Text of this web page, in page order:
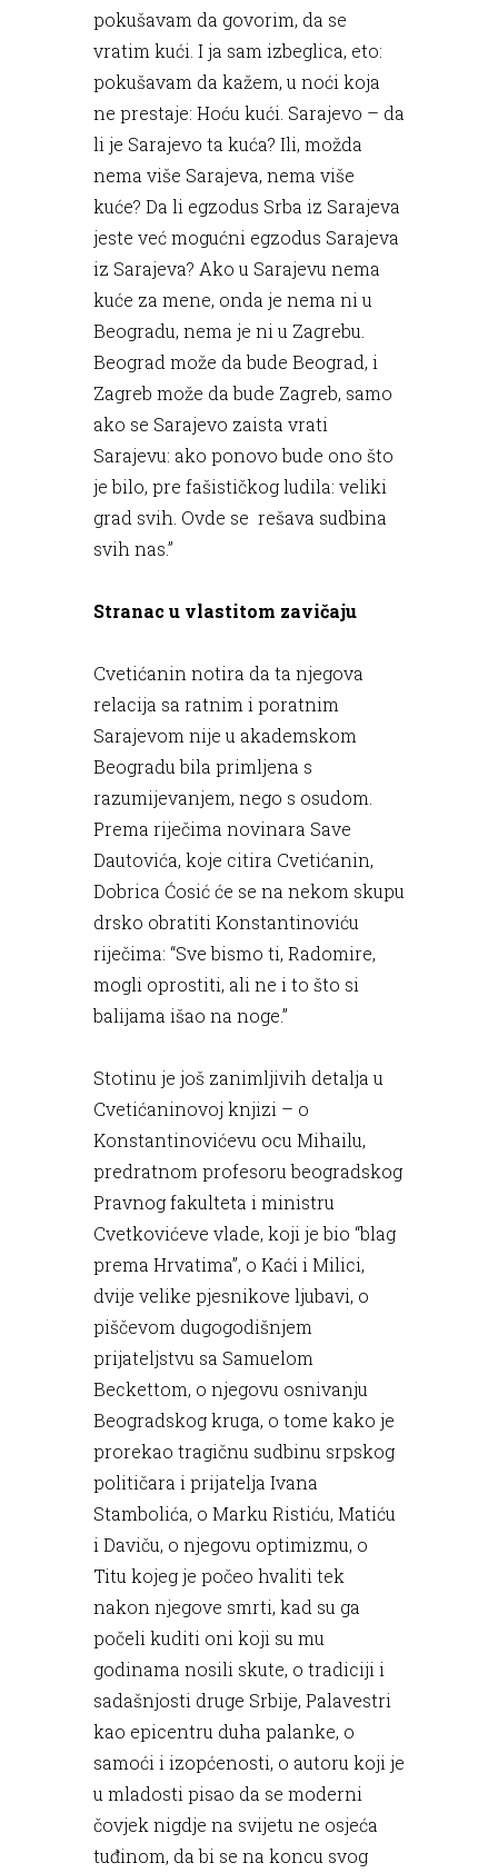
pokušavam da govorim, da se
vratim kući. I ja sam izbeglica, eto:
pokušavam da kažem, u noći koja
ne prestaje: Hoću kući. Sarajevo – da
li je Sarajevo ta kuća? Ili, možda
nema više Sarajeva, nema više
kuće? Da li egzodus Srba iz Sarajeva
jeste već mogućni egzodus Sarajeva
iz Sarajeva? Ako u Sarajevu nema
kuće za mene, onda je nema ni u
Beogradu, nema je ni u Zagrebu.
Beograd može da bude Beograd, i
Zagreb može da bude Zagreb, samo
ako se Sarajevo zaista vrati
Sarajevu: ako ponovo bude ono što
je bilo, pre fašističkog ludila: veliki
grad svih. Ovde se rešava sudbina
svih nas.”
Stranac u vlastitom zavičaju
Cvetićanin notira da ta njegova
relacija sa ratnim i poratnim
Sarajevom nije u akademskom
Beogradu bila primljena s
razumijevanjem, nego s osudom.
Prema riječima novinara Save
Dautovića, koje citira Cvetićanin,
Dobrica Ćosić će se na nekom skupu
drsko obratiti Konstantinoviću
riječima: “Sve bismo ti, Radomire,
mogli oprostiti, ali ne i to što si
balijama išao na noge.”
Stotinu je još zanimljivih detalja u
Cvetićaninovoj knjizi – o
Konstantinovićevu ocu Mihailu,
predratnom profesoru beogradskog
Pravnog fakulteta i ministru
Cvetkovićeve vlade, koji je bio “blag
prema Hrvatima”, o Kaći i Milici,
dvije velike pjesnikove ljubavi, o
piščevom dugogodišnjem
prijateljstvu sa Samuelom
Beckettom, o njegovu osnivanju
Beogradskog kruga, o tome kako je
prorekao tragičnu sudbinu srpskog
političara i prijatelja Ivana
Stambolića, o Marku Ristiću, Matiću
i Daviču, o njegovu optimizmu, o
Titu kojeg je počeo hvaliti tek
nakon njegove smrti, kad su ga
počeli kuditi oni koji su mu
godinama nosili skute, o tradiciji i
sadašnjosti druge Srbije, Palavestri
kao epicentru duha palanke, o
samoći i izopćenosti, o autoru koji je
u mladosti pisao da se moderni
čovjek nigdje na svijetu ne osjeća
tuđinom, da bi se na koncu svog